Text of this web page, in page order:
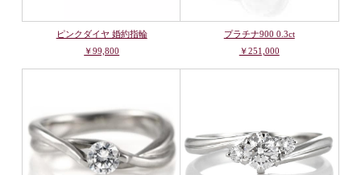
ピンクダイヤ 婚約指輪
￥99,800
プラチナ900 0.3ct
￥251,000